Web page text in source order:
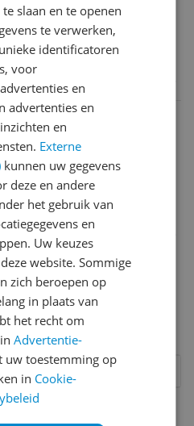
als nachtkastje-radio,
TV-geluid weer, omdat
TV. Gaat mee op reis in
plaatse radio, iPod/Phone
TV's weer op hotelkamers,
Inmiddels zijn er
stereo, maar die mis ik op
weer eentje kopen. Aardig
wil je graag je mening
met het schrijven van je
duurt het schrijven
de 3 en 10 minuten.
bezoekers een betere
iedere maand kans op
8
7
1 van 4
slaan en te openen
te verwerken,
identificatoren
voor
en
advertenties en
en
Externe
kunnen uw gegevens
deze en andere
het gebruik van
en
Uw keuzes
website. Sommige
zich beroepen op
in plaats van
het recht om
inAdvertentie-
uw toestemming op
in Cookie-